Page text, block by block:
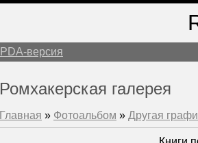
PDA-версия
Ромхакерская галерея
Главная » Фотоальбом » Другая